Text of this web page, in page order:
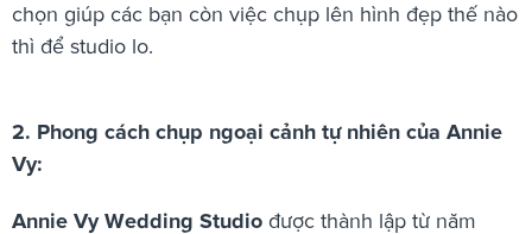
chọn giúp các bạn còn việc chụp lên hình đẹp thế nào
thì để studio lo.
2. Phong cách chụp ngoại cảnh tự nhiên của Annie
Vy:
Annie Vy Wedding Studio được thành lập từ năm